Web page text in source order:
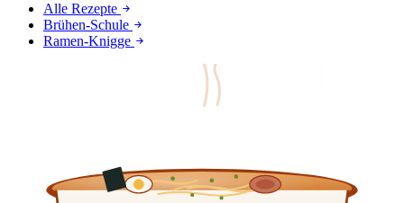
Alle Rezepte
Brühen-Schule
Ramen-Knigge